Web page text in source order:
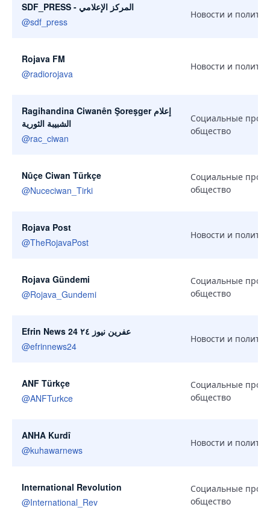
SDF_PRESS - المركز الإعلامي
@sdf_press
Новости и
Rojava FM
@radiorojava
Новости и
Ragihandina Ciwanên Şoreşger إعلام
الشبيبة الثورية
@rac_ciwan
Социальные
общество
Nûçe Ciwan Türkçe
@Nuceciwan_Tirki
Социальные
общество
Rojava Post
@TheRojavaPost
Новости и
Rojava Gündemi
@Rojava_Gundemi
Социальные
общество
Efrin News 24 عفرين نيوز ٢٤
@efrinnews24
Новости и
ANF Türkçe
@ANFTurkce
Социальные
общество
ANHA Kurdî
@kuhawarnews
Новости и
International Revolution
@International_Rev
Социальные
общество